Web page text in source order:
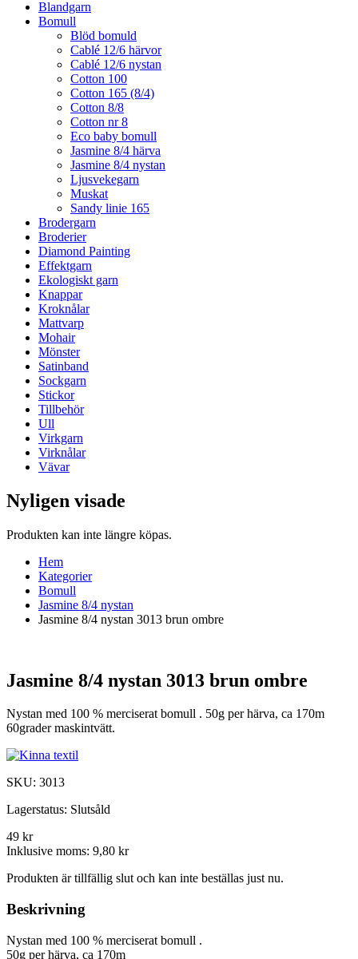
Blandgarn
Bomull
Blöd bomuld
Cablé 12/6 härvor
Cablé 12/6 nystan
Cotton 100
Cotton 165 (8/4)
Cotton 8/8
Cotton nr 8
Eco baby bomull
Jasmine 8/4 härva
Jasmine 8/4 nystan
Ljusvekegarn
Muskat
Sandy linie 165
Brodergarn
Broderier
Diamond Painting
Effektgarn
Ekologiskt garn
Knappar
Kroknålar
Mattvarp
Mohair
Mönster
Satinband
Sockgarn
Stickor
Tillbehör
Ull
Virkgarn
Virknålar
Vävar
Nyligen visade
Produkten kan inte längre köpas.
Hem
Kategorier
Bomull
Jasmine 8/4 nystan
Jasmine 8/4 nystan 3013 brun ombre
Jasmine 8/4 nystan 3013 brun ombre
Nystan med 100 % merciserat bomull . 50g per härva, ca 170m
60grader maskintvätt.
SKU: 3013
Lagerstatus: Slutsåld
49 kr
Inklusive moms: 9,80 kr
Produkten är tillfällig slut och kan inte beställas just nu.
Beskrivning
Nystan med 100 % merciserat bomull .
50g per härva, ca 170m